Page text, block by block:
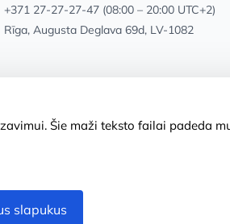
+371 27-27-27-47(08:00 – 20:00 UTC+2)
Rīga, Augusta Deglava 69d, LV-1082
Šie maži teksto failai padeda
slapukus